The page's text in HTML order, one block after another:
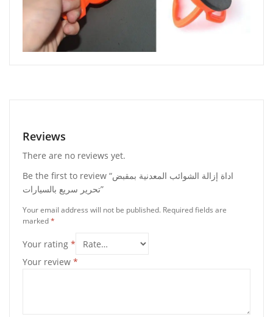
Reviews
There are no reviews yet.
Be the first to review “اداة إزالة الشوائب المعدنية بمقبض
تحرير سريع بالسيارات”
Your email address will not be published. Required fields are
marked*
Your rating *
Your review *